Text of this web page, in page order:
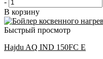
В корзину
Быстрый просмотр
Hajdu AQ IND 150FC E